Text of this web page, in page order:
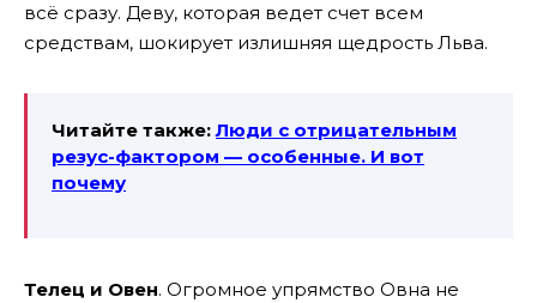
всё сразу. Деву, которая ведет счет всем
средствам, шокирует излишняя щедрость Льва.
Читайте также:Люди с отрицательным
резус-фактором — особенные. И вот
почему
Телец и Овен. Огромное упрямство Овна не